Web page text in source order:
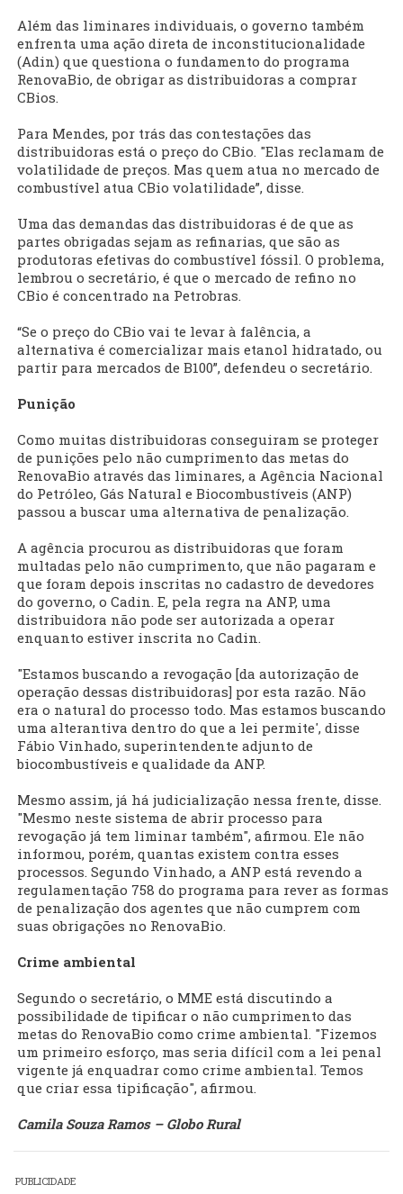
Além das liminares individuais, o governo também
enfrenta uma ação direta de inconstitucionalidade
(Adin) que questiona o fundamento do programa
RenovaBio, de obrigar as distribuidoras a comprar
CBios.
Para Mendes, por trás das contestações das
distribuidoras está o preço do CBio. "Elas reclamam de
volatilidade de preços. Mas quem atua no mercado de
combustível atua CBio volatilidade”, disse.
Uma das demandas das distribuidoras é de que as
partes obrigadas sejam as refinarias, que são as
produtoras efetivas do combustível fóssil. O problema,
lembrou o secretário, é que o mercado de refino no
CBio é concentrado na Petrobras.
“Se o preço do CBio vai te levar à falência, a
alternativa é comercializar mais etanol hidratado, ou
partir para mercados de B100”, defendeu o secretário.
Punição
Como muitas distribuidoras conseguiram se proteger
de punições pelo não cumprimento das metas do
RenovaBio através das liminares, a Agência Nacional
do Petróleo, Gás Natural e Biocombustíveis (ANP)
passou a buscar uma alternativa de penalização.
A agência procurou as distribuidoras que foram
multadas pelo não cumprimento, que não pagaram e
que foram depois inscritas no cadastro de devedores
do governo, o Cadin. E, pela regra na ANP, uma
distribuidora não pode ser autorizada a operar
enquanto estiver inscrita no Cadin.
"Estamos buscando a revogação [da autorização de
operação dessas distribuidoras] por esta razão. Não
era o natural do processo todo. Mas estamos buscando
uma alterantiva dentro do que a lei permite', disse
Fábio Vinhado, superintendente adjunto de
biocombustíveis e qualidade da ANP.
Mesmo assim, já há judicialização nessa frente, disse.
"Mesmo neste sistema de abrir processo para
revogação já tem liminar também", afirmou. Ele não
informou, porém, quantas existem contra esses
processos. Segundo Vinhado, a ANP está revendo a
regulamentação 758 do programa para rever as formas
de penalização dos agentes que não cumprem com
suas obrigações no RenovaBio.
Crime ambiental
Segundo o secretário, o MME está discutindo a
possibilidade de tipificar o não cumprimento das
metas do RenovaBio como crime ambiental. "Fizemos
um primeiro esforço, mas seria difícil com a lei penal
vigente já enquadrar como crime ambiental. Temos
que criar essa tipificação", afirmou.
Camila Souza Ramos – Globo Rural
PUBLICIDADE